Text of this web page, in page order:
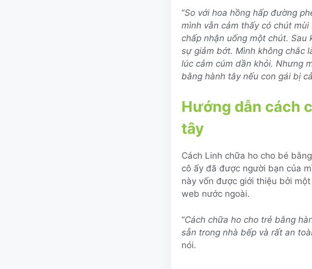
“So với hoa hồng hấp đường
mình vẫn cảm thấy có chút
chấp nhận uống một chút. Sau
sự giảm bớt. Mình không chắc
lúc cảm cúm dần khỏi. Nhưng
bằng hành tây nếu con gái bị
Hướng dẫn cách
tây
Cách Linh chữa ho cho bé
cô ấy đã được người bạn của
này vốn được giới thiệu bởi
web nước ngoài.
“Cách chữa ho cho trẻ bằng
sẵn trong nhà bếp và rất an
nói.